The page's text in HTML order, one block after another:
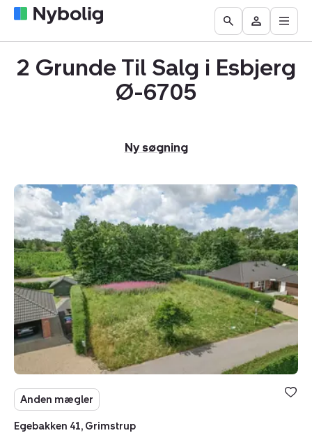
Boliger
til
Find
mægler
Få
vurderet
bolig
Go
to
the
Search
Besøg
Mit
Nybolig
Åbn
2 Grunde Til Salg i Esbjerg
Ø-6705
Ny søgning
Helårsgrund:
Egebakken
41,
Grimstrup,
6705
Årre
Anden mægler
Egebakken 41, Grimstrup